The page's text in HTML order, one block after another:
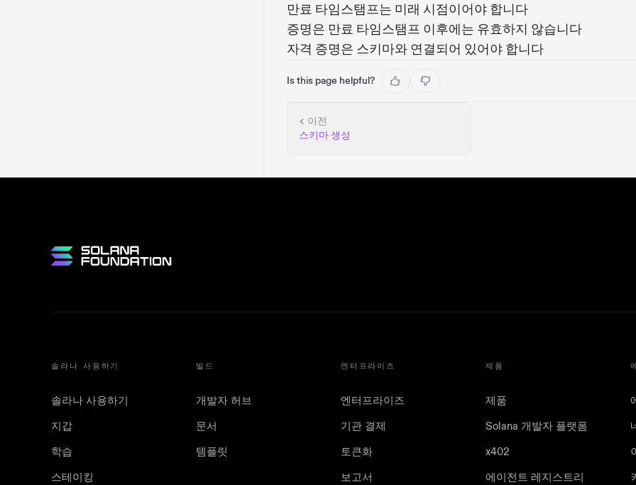
만료 타임스탬프는 미래 시점이어야 합니다
증명은 만료 타임스탬프 이후에는 유효하지 않습니다
자격 증명은 스키마와 연결되어 있어야 합니다
Is this page helpful?
이전
스키마 생성
솔라나 사용하기
솔라나 사용하기
지갑
학습
스테이킹
빌드
개발자 허브
문서
템플릿
엔터프라이즈
엔터프라이즈
기관 결제
토큰화
보고서
제품
제품
Solana 개발자 플랫폼
x402
에이전트 레지스트리